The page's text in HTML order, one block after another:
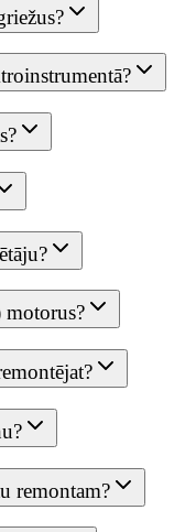
motorus?
remontam?